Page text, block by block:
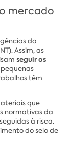
mercado
da
Assim, as
seguir os
pequenas
têm
que
normativas da
à risca.
do selo de